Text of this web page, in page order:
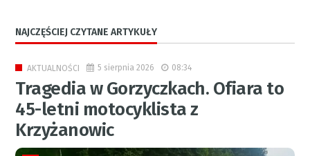
NAJCZĘŚCIEJ CZYTANE ARTYKUŁY
AKTUALNOŚCI 5 sierpnia 2026 08:34
Tragedia w Gorzyczkach. Ofiara to
45-letni motocyklista z
Krzyżanowic